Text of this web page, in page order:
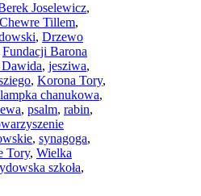
Joselewicz,
Chewre Tillem,
, Drzewo
Fundacji Barona
, jesziwa,
, Korona Tory,
lampka chanukowa,
, psalm, rabin,
, synagoga,
Tory, Wielka
szkoła,